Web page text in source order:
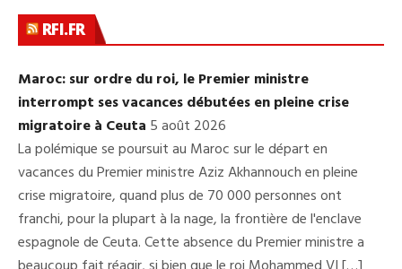
RFI.FR
Maroc: sur ordre du roi, le Premier ministre
interrompt ses vacances débutées en pleine crise
migratoire à Ceuta 5 août 2026
La polémique se poursuit au Maroc sur le départ en
vacances du Premier ministre Aziz Akhannouch en pleine
crise migratoire, quand plus de 70 000 personnes ont
franchi, pour la plupart à la nage, la frontière de l'enclave
espagnole de Ceuta. Cette absence du Premier ministre a